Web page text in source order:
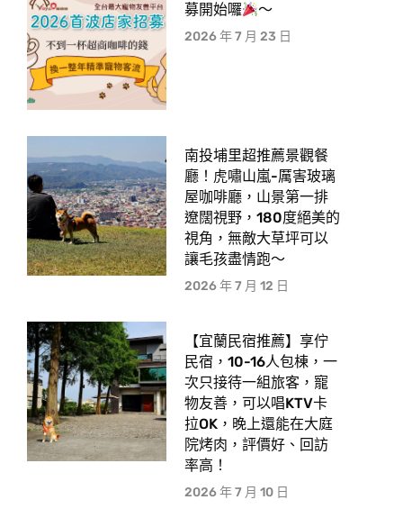
募開始囉
～
2026 年 7 月 23 日
南投埔里超推薦景觀餐
廳！虎嘯山嵐-厲害玻璃
屋咖啡廳，山景第一排
遼闊視野，180度絕美的
視角，無敵大草坪可以
讓毛孩盡情跑〜
2026 年 7 月 12 日
【宜蘭民宿推薦】享佇
民宿，10-16人包棟，一
次只接待一組旅客，寵
物友善，可以唱KTV卡
拉OK，晚上還能在大庭
院烤肉，評價好、回訪
率高！
2026 年 7 月 10 日